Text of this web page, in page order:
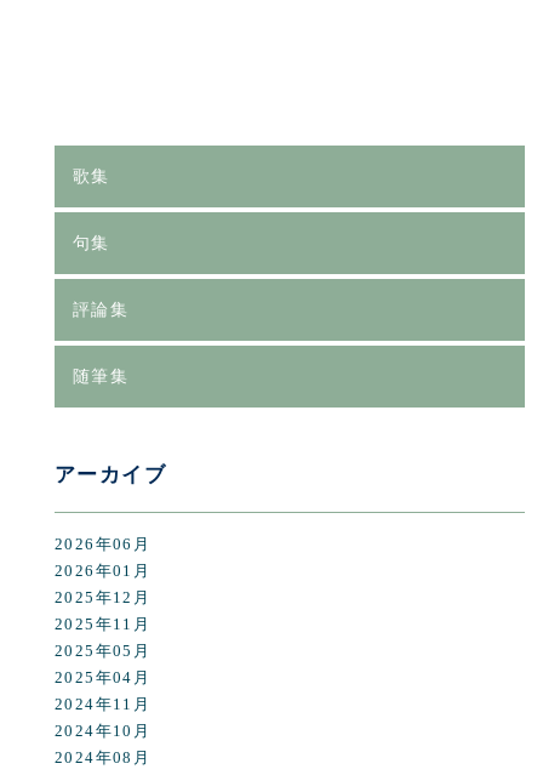
歌集
句集
評論集
随筆集
アーカイブ
2026年06月
2026年01月
2025年12月
2025年11月
2025年05月
2025年04月
2024年11月
2024年10月
2024年08月